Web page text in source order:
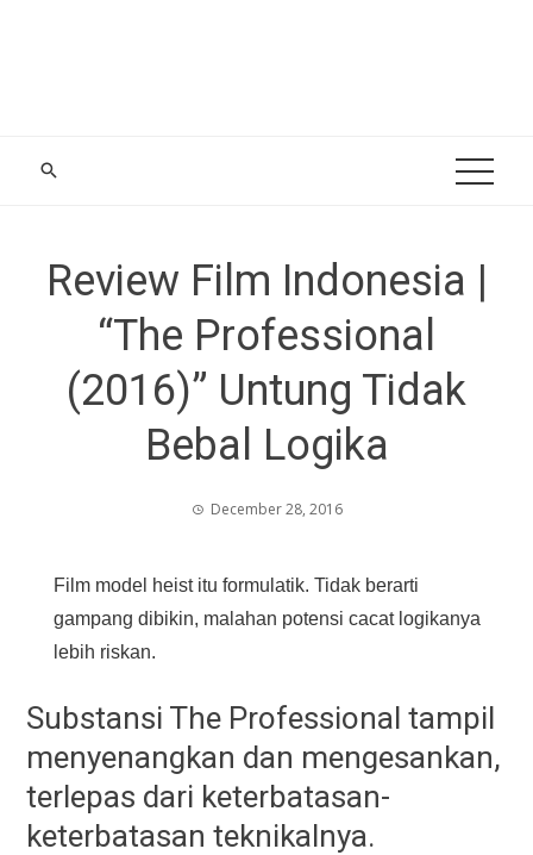
Review Film Indonesia |
“The Professional
(2016)” Untung Tidak
Bebal Logika
December 28, 2016
Film model heist itu formulatik. Tidak berarti
gampang dibikin, malahan potensi cacat logikanya
lebih riskan.
Substansi The Professional tampil
menyenangkan dan mengesankan,
terlepas dari keterbatasan-
keterbatasan teknikalnya.